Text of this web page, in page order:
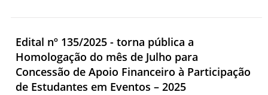
Edital nº 135/2025 - torna pública a
Homologação do mês de Julho para
Concessão de Apoio Financeiro à Participação
de Estudantes em Eventos – 2025